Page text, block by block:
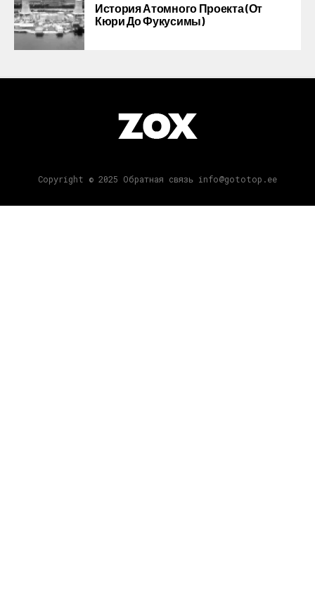
История Атомного Проекта (от
Кюри До Фукусимы)
Copyright © 2025 Обратная связь info@gototop.ee